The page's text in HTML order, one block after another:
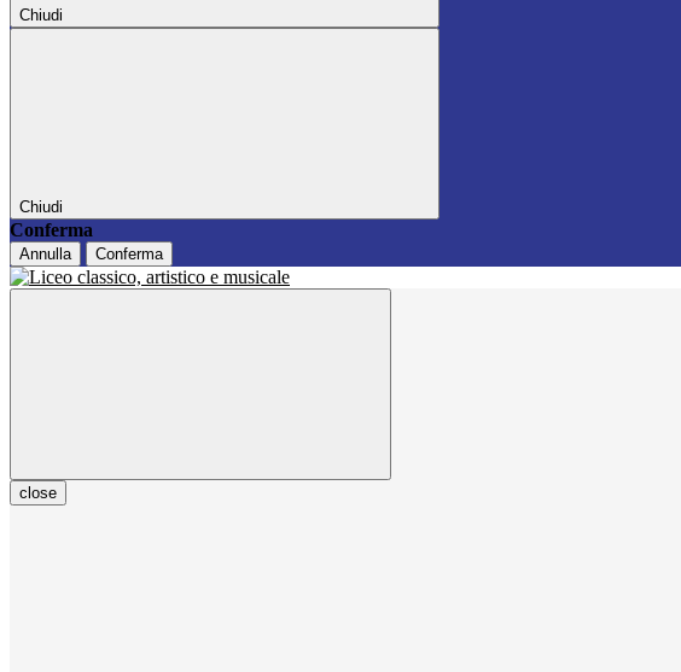
Chiudi
Chiudi
Conferma
Annulla Conferma
close